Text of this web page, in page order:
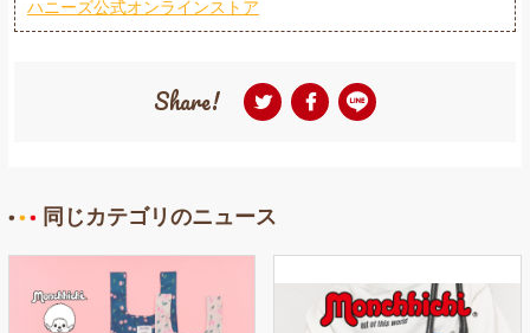
ハニーズ公式オンラインストア
Share!
同じカテゴリのニュース